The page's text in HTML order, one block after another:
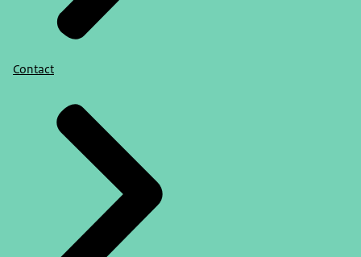
Contact